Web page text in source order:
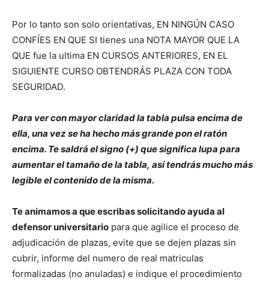
Por lo tanto son solo orientativas, EN NINGÚN CASO
CONFÍES EN QUE SI tienes una NOTA MAYOR QUE LA
QUE fue la ultima EN CURSOS ANTERIORES, EN EL
SIGUIENTE CURSO OBTENDRÁS PLAZA CON TODA
SEGURIDAD.
Para ver con mayor claridad la tabla pulsa encima de
ella, una vez se ha hecho más grande pon el ratón
encima. Te saldrá el signo (+) que significa lupa para
aumentar el tamaño de la tabla, así tendrás mucho más
legible el contenido de la misma.
Te animamos a que escribas solicitando ayuda al
defensor universitario para que agilice el proceso de
adjudicación de plazas, evite que se dejen plazas sin
cubrir, informe del numero de real matriculas
formalizadas (no anuladas) e indique el procedimiento